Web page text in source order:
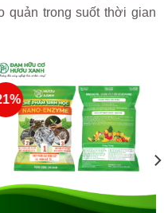
quản trong suốt thời gian